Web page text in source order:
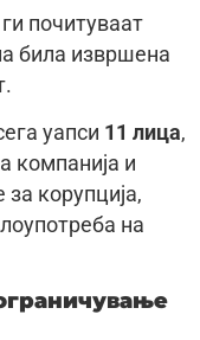
почитуваат
била извршена
уапси 11 лица,
компанија и
корупција,
на